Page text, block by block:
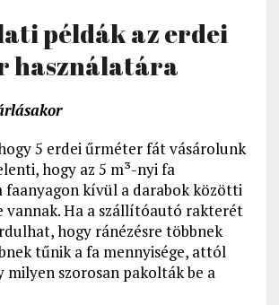
példák az erdei
használatára
5 erdei űrméter fát vásárolunk
hogy az 5 m³-nyi fa
faanyagon kívül a darabok közötti
vannak. Ha a szállítóautó rakterét
hogy ránézésre többnek
tűnik a fa mennyisége, attól
milyen szorosan pakolták be a